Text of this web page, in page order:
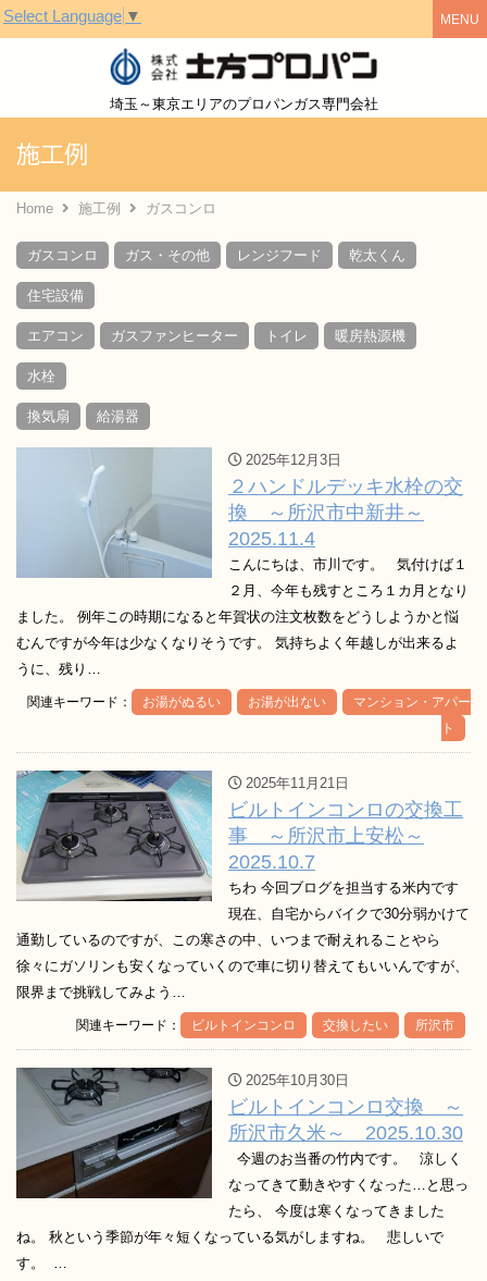
埼玉～東京エリアのプロパンガス専門会社
Select Language ▼
施工例
Home 施工例 ガスコンロ
ガスコンロ ガス・その他 レンジフード 乾太くん
住宅設備
エアコン ガスファンヒーター トイレ 暖房熱源機
水栓
換気扇 給湯器
2025年12月3日
２ハンドルデッキ水栓の交
換 ～所沢市中新井～
2025.11.4
こんにちは、市川です。 気付けば１
２月、今年も残すところ１カ月となり
ました。 例年この時期になると年賀状の注文枚数をどうしようかと悩
むんですが今年は少なくなりそうです。 気持ちよく年越しが出来るよ
うに、残り…
関連キーワード： お湯がぬるい お湯が出ない
マンション・アパー
ト
2025年11月21日
ビルトインコンロの交換工
事 ～所沢市上安松～
2025.10.7
ちわ 今回ブログを担当する米内です
現在、自宅からバイクで30分弱かけて
通勤しているのですが、この寒さの中、いつまで耐えれることやら
徐々にガソリンも安くなっていくので車に切り替えてもいいんですが、
限界まで挑戦してみよう…
関連キーワード： ビルトインコンロ 交換したい 所沢市
2025年10月30日
ビルトインコンロ交換 ～
所沢市久米～ 2025.10.30
今週のお当番の竹内です。 涼しく
なってきて動きやすくなった…と思っ
たら、 今度は寒くなってきました
ね。 秋という季節が年々短くなっている気がしますね。 悲しいで
す。 …